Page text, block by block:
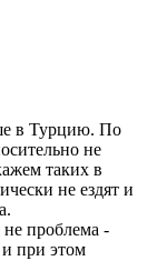
в Турцию. По
не
таких в
не ездят и
проблема -
и при этом